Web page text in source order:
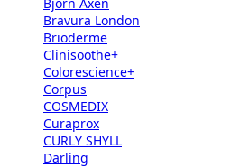
Bravura London
Brioderme
Clinisoothe+
Colorescience+
Corpus
COSMEDIX
Curaprox
CURLY SHYLL
Darling